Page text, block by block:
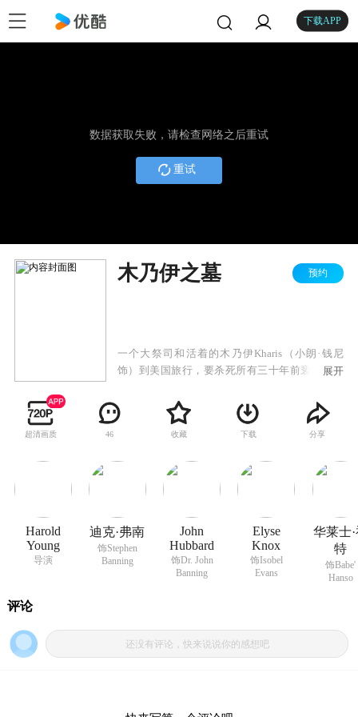
下载APP
数据获取失败，请检查网络之后重试
重试
木乃伊之墓 预约
一个大祭司和活着的木乃伊Kharis（小朗·钱尼
饰）到美国旅行，要杀死所有三十年前亵渎埃及
展开
超清画质 46 收藏 下载 分享
Harold
Young
导演
迪克·弗南
饰Stephen
Banning
John
Hubbard
饰Dr. John
Banning
Elyse
Knox
饰Isobel
Evans
华莱士
特
饰Babe'
Hanso